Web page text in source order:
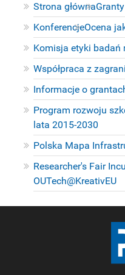
Strona główna
KonferencjeOcena
Komisja etyki badań
Współpraca z
Informacje o
Program rozwoju
lata 2015-2030
Polska Mapa
Researcher's Fair
OUTech@KreativEU